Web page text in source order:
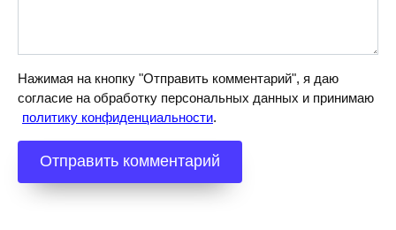
Нажимая на кнопку "Отправить комментарий", я даю
согласие на обработку персональных данных и принимаю
политику конфиденциальности.